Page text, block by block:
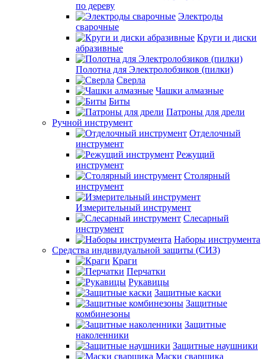
по дереву
Электроды
сварочные
Круги и диски
абразивные
Полотна для Электролобзиков (пилки)
Сверла
Чашки алмазные
Биты
Патроны для дрели
Ручной инструмент
Отделочный
инструмент
Режущий
инструмент
Столярный
инструмент
Измерительный инструмент
Слесарный
инструмент
Наборы инструмента
Средства индивидуальной защиты (СИЗ)
Краги
Перчатки
Рукавицы
Защитные каски
Защитные
комбинезоны
Защитные
наколенники
Защитные наушники
Маски сварщика